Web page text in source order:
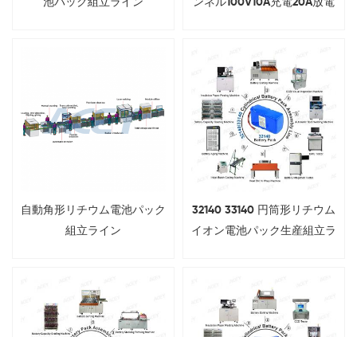
自動角形リチウム電池パック
組立ライン
32140 33140 円筒形リチウム
イオン電池パック生産組立ラ